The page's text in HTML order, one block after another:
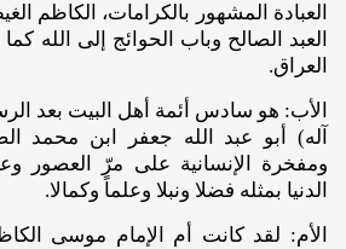
العبادة المشهور بالكرامات، الكاظم
العبد الصالح وباب الحوائج إلى الله
العراق.
الأب: هو سادس أئمة أهل البيت بعد
آله‌) أبو عبد الله جعفر ابن محمد
ومفخرة الإنسانية على مرّ العصور
الدنيا بمثله فضلا ونبلا وعلماً وكمالا.
الأم: لقد كانت أم الإمام موسى